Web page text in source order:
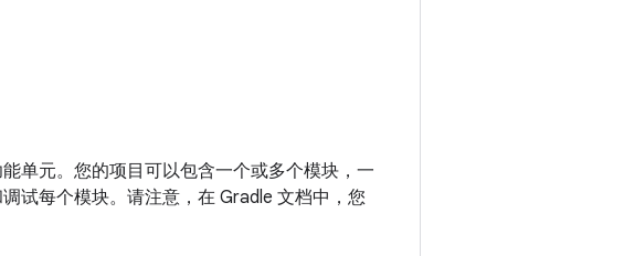
单元。您的项目可以包含一个或多个模块，一
试每个模块。请注意，在 Gradle 文档中，您